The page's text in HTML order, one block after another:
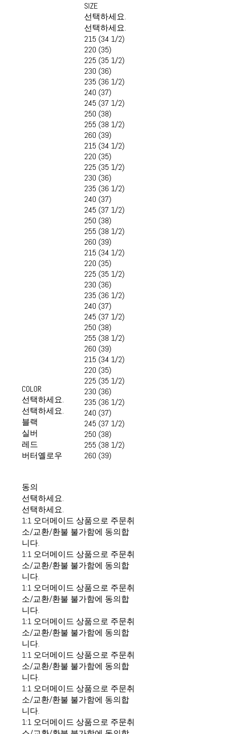
COLOR
선택하세요.
선택하세요.
블랙
실버
레드
버터옐로우
SIZE
선택하세요.
선택하세요.
215 (34 1/2)
220 (35)
225 (35 1/2)
230 (36)
235 (36 1/2)
240 (37)
245 (37 1/2)
250 (38)
255 (38 1/2)
260 (39)
215 (34 1/2)
220 (35)
225 (35 1/2)
230 (36)
235 (36 1/2)
240 (37)
245 (37 1/2)
250 (38)
255 (38 1/2)
260 (39)
215 (34 1/2)
220 (35)
225 (35 1/2)
230 (36)
235 (36 1/2)
240 (37)
245 (37 1/2)
250 (38)
255 (38 1/2)
260 (39)
215 (34 1/2)
220 (35)
225 (35 1/2)
230 (36)
235 (36 1/2)
240 (37)
245 (37 1/2)
250 (38)
255 (38 1/2)
260 (39)
동의
선택하세요.
선택하세요.
1:1 오더메이드 상품으로 주문취
소/교환/환불 불가함에 동의합
니다.
1:1 오더메이드 상품으로 주문취
소/교환/환불 불가함에 동의합
니다.
1:1 오더메이드 상품으로 주문취
소/교환/환불 불가함에 동의합
니다.
1:1 오더메이드 상품으로 주문취
소/교환/환불 불가함에 동의합
니다.
1:1 오더메이드 상품으로 주문취
소/교환/환불 불가함에 동의합
니다.
1:1 오더메이드 상품으로 주문취
소/교환/환불 불가함에 동의합
니다.
1:1 오더메이드 상품으로 주문취